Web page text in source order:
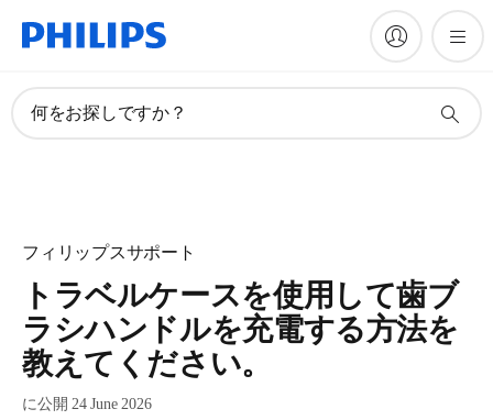
何をお探しですか？
フィリップスサポート
トラベルケースを使用して歯ブ
ラシハンドルを充電する方法を
教えてください。
に公開 24 June 2026